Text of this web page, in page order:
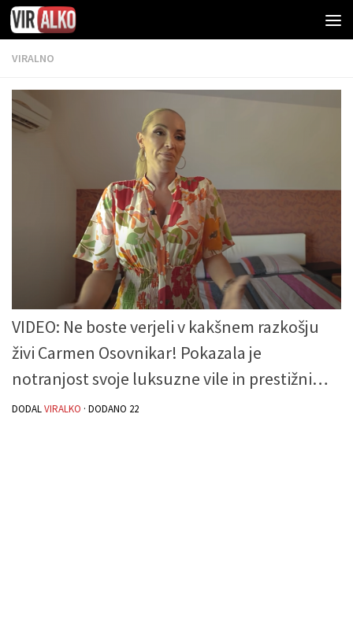
VIRALNO
VIDEO: Ne boste verjeli v kakšnem razkošju
živi Carmen Osovnikar! Pokazala je
notranjost svoje luksuzne vile in prestižni…
DODALVIRALKO · DODANO 22